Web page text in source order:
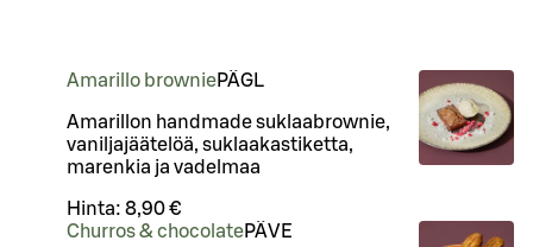
Amarillo browniePÄGL
Amarillon handmade suklaabrownie,
vaniljajäätelöä, suklaakastiketta,
marenkia ja vadelmaa
Hinta: 8,90 €
Churros & chocolatePÄVE